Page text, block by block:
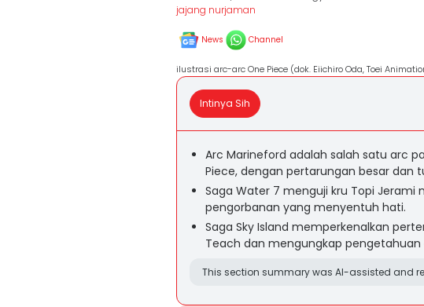
jajang nurjaman
News Channel
ilustrasi arc-arc One Piece (dok. Eiichiro Oda, Toei
Intinya Sih
Arc Marineford adalah salah satu arc
Piece, dengan pertarungan besar dan
Saga Water 7 menguji kru Topi Jerami
pengorbanan yang menyentuh hati.
Saga Sky Island memperkenalkan
Teach dan mengungkap pengetahuan
This section summary was AI-assisted and